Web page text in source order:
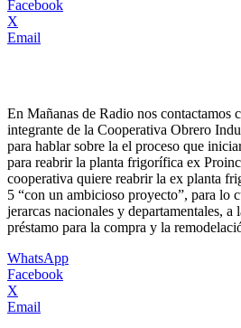
Facebook
X
Email
En Mañanas de Radio nos contactamos
integrante de la Cooperativa Obrero
para hablar sobre la el proceso que
para reabrir la planta frigorífica ex
cooperativa quiere reabrir la ex planta
5 “con un ambicioso proyecto”, para lo
jerarcas nacionales y departamentales, a
préstamo para la compra y la
WhatsApp
Facebook
X
Email